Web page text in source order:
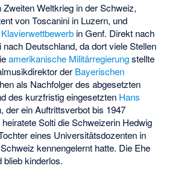
Weltkrieg in der Schweiz,
von Toscanini in Luzern, und
Klavierwettbewerb in Genf. Direkt nach
nach Deutschland, da dort viele Stellen
amerikanische Militärregierungstellte
der Bayerischen
als Nachfolger des abgesetzten
des kurzfristig eingesetzten Hans
der ein Auftrittsverbot bis 1947
Solti die Schweizerin Hedwig
eines Universitätsdozenten in
kennengelernt hatte. Die Ehe
blieb kinderlos.